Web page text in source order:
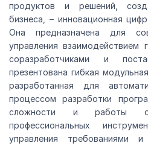
продуктов и решений,
бизнеса, – инновационная
Она предназначена для
управления взаимодействием
соразработчиками и
презентована гибкая
разработанная для
процессом разработки
сложности и работы
профессиональных
управления требованиями и